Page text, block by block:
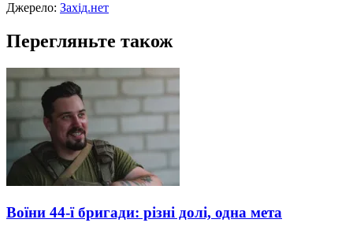
Джерело: Захід.нет
Перегляньте також
Воїни 44-ї бригади: різні долі, одна мета